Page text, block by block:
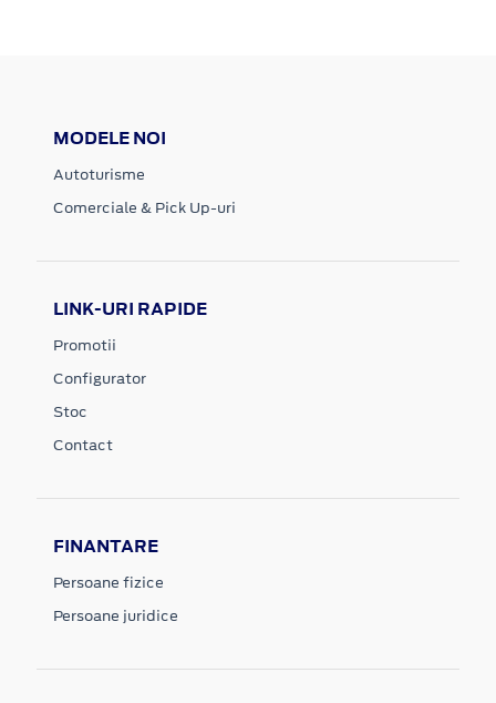
MODELE NOI
Autoturisme
Comerciale & Pick Up-uri
LINK-URI RAPIDE
Promotii
Configurator
Stoc
Contact
FINANTARE
Persoane fizice
Persoane juridice